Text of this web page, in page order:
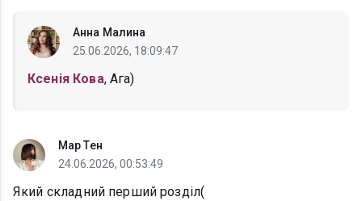
Анна Малина
25.06.2026, 18:09:47
Ксенія Кова, Ага)
Мар Тен
24.06.2026, 00:53:49
Який складний перший розділ(